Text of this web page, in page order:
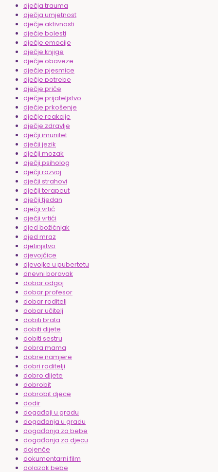
dječja trauma
dječja umjetnost
dječje aktivnosti
dječje bolesti
dječje emocije
dječje knjige
dječje obaveze
dječje pjesmice
dječje potrebe
dječje priče
dječje prijateljstvo
dječje prkošenje
dječje reakcije
dječje zdravlje
dječji imunitet
dječji jezik
dječji mozak
dječji psiholog
dječji razvoj
dječji strahovi
dječji terapeut
dječji tjedan
dječji vrtić
dječji vrtići
djed božićnjak
djed mraz
djetinjstvo
djevojčice
djevojke u pubertetu
dnevni boravak
dobar odgoj
dobar profesor
dobar roditelj
dobar učitelj
dobiti brata
dobiti dijete
dobiti sestru
dobra mama
dobre namjere
dobri roditelji
dobro dijete
dobrobit
dobrobit djece
dodir
događaji u gradu
događanja u gradu
događanja za bebe
događanja za djecu
dojenče
dokumentarni film
dolazak bebe